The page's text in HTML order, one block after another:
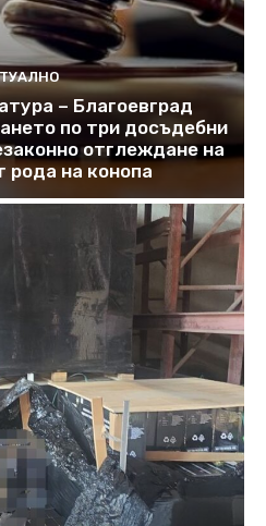
– Благоевград
по три досъдебни
отглеждане на
рода на конопа